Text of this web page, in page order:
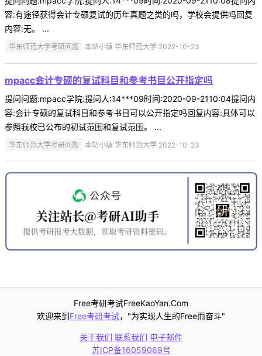
容:有途径获得会计专硕复试的历年真题之类的吗，学校会提供吗回复
内容:无。 ...
华东师范大学考研问题 本站小编 华东师范大学 2022-10-23
mpacc会计专硕的复试科目和参考书目公开指定吗
提问问题:mpacc学院:提问人:14***09时间:2020-09-2110:04提问内
容:会计专硕的复试科目和参考书目可以公开指定吗回复内容:具体可以
参照我校已公布的初试范围和复试范围。 ...
华东师范大学考研问题 本站小编 华东师范大学 2022-10-23
Free考研考试FreeKaoYan.Com
欢迎来到Free考研考试，"为实现人生的Free而奋斗"
关于我们 联系我们 电子邮件
苏ICP备16059069号